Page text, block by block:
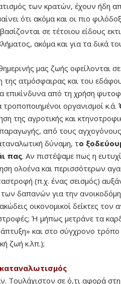
των κρατών, έχουν ήδη
ότι ακόμα και οι πιο
σε τέτοιου είδους
ακόμα και για τα δικά
μας ζωής οφείλονται
της ατμόσφαιρας και του
επικίνδυνα από τη χρήση
οργανισμοί κ.ά.
της αγροτικής και
από τους
δύναμη, το
πας. Αν πιστέψαμε πως η
ολοένα και περισσότερων
(π.χ. ένας σεισμός)
δαπανών για την
οικονομικοί δείκτες
Ή μήπως μετράνε τα
και στο σύγχρονο
ζωή κ.λπ.);
Τουλάχιστον σε ό,τι αφορά